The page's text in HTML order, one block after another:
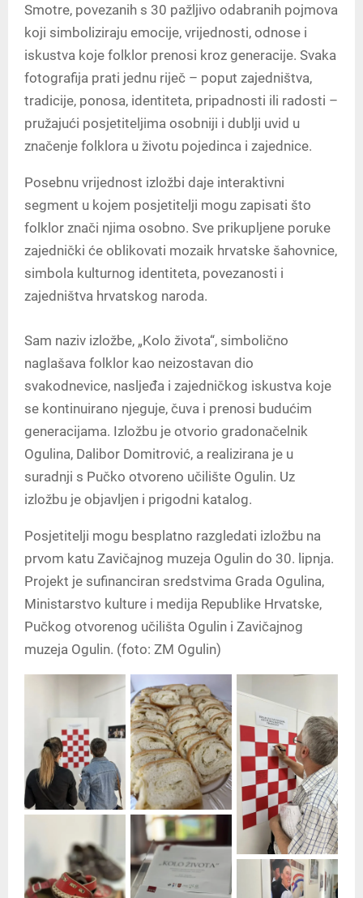
Smotre, povezanih s 30 pažljivo odabranih pojmova
koji simboliziraju emocije, vrijednosti, odnose i
iskustva koje folklor prenosi kroz generacije. Svaka
fotografija prati jednu riječ – poput zajedništva,
tradicije, ponosa, identiteta, pripadnosti ili radosti –
pružajući posjetiteljima osobniji i dublji uvid u
značenje folklora u životu pojedinca i zajednice.
Posebnu vrijednost izložbi daje interaktivni
segment u kojem posjetitelji mogu zapisati što
folklor znači njima osobno. Sve prikupljene poruke
zajednički će oblikovati mozaik hrvatske šahovnice,
simbola kulturnog identiteta, povezanosti i
zajedništva hrvatskog naroda.
Sam naziv izložbe, „Kolo života“, simbolično
naglašava folklor kao neizostavan dio
svakodnevice, nasljeđa i zajedničkog iskustva koje
se kontinuirano njeguje, čuva i prenosi budućim
generacijama. Izložbu je otvorio gradonačelnik
Ogulina, Dalibor Domitrović, a realizirana je u
suradnji s Pučko otvoreno učilište Ogulin. Uz
izložbu je objavljen i prigodni katalog.
Posjetitelji mogu besplatno razgledati izložbu na
prvom katu Zavičajnog muzeja Ogulin do 30. lipnja.
Projekt je sufinanciran sredstvima Grada Ogulina,
Ministarstvo kulture i medija Republike Hrvatske,
Pučkog otvorenog učilišta Ogulin i Zavičajnog
muzeja Ogulin. (foto: ZM Ogulin)